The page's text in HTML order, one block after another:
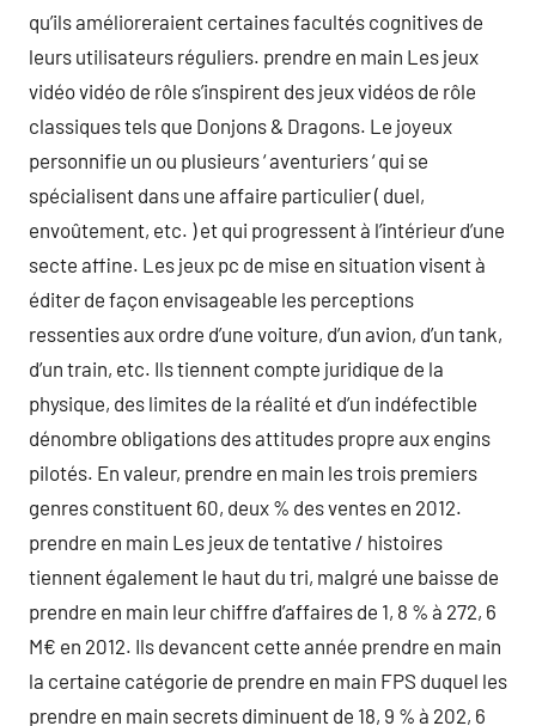
qu’ils amélioreraient certaines facultés cognitives de
leurs utilisateurs réguliers. prendre en main Les jeux
vidéo vidéo de rôle s’inspirent des jeux vidéos de rôle
classiques tels que Donjons & Dragons. Le joyeux
personnifie un ou plusieurs ‘ aventuriers ‘ qui se
spécialisent dans une affaire particulier ( duel,
envoûtement, etc. ) et qui progressent à l’intérieur d’une
secte affine. Les jeux pc de mise en situation visent à
éditer de façon envisageable les perceptions
ressenties aux ordre d’une voiture, d’un avion, d’un tank,
d’un train, etc. Ils tiennent compte juridique de la
physique, des limites de la réalité et d’un indéfectible
dénombre obligations des attitudes propre aux engins
pilotés. En valeur, prendre en main les trois premiers
genres constituent 60, deux % des ventes en 2012.
prendre en main Les jeux de tentative / histoires
tiennent également le haut du tri, malgré une baisse de
prendre en main leur chiffre d’affaires de 1, 8 % à 272, 6
M€ en 2012. Ils devancent cette année prendre en main
la certaine catégorie de prendre en main FPS duquel les
prendre en main secrets diminuent de 18, 9 % à 202, 6